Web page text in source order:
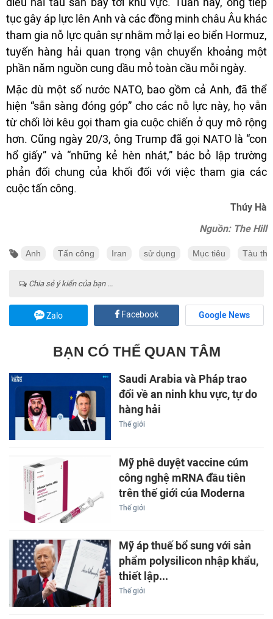
tục gây áp lực lên Anh và các đồng minh châu Âu khác
tham gia nỗ lực quân sự nhằm mở lại eo biển Hormuz,
tuyến hàng hải quan trọng vận chuyển khoảng một
phần năm nguồn cung dầu mỏ toàn cầu mỗi ngày.
Mặc dù một số nước NATO, bao gồm cả Anh, đã thể
hiện “sẵn sàng đóng góp” cho các nỗ lực này, họ vẫn
từ chối lời kêu gọi tham gia cuộc chiến ở quy mô rộng
hơn. Cũng ngày 20/3, ông Trump đã gọi NATO là “con
hổ giấy” và “những kẻ hèn nhát,” bác bỏ lập trường
phản đối chung của khối đối với việc tham gia các
cuộc tấn công.
Thúy Hà
Nguồn: The Hill
Anh Tấn công Iran sử dụng Mục tiêu Tàu
Chia sẻ ý kiến của bạn ...
Zalo Facebook Google News
BẠN CÓ THỂ QUAN TÂM
Saudi Arabia và Pháp trao
đổi về an ninh khu vực, tự do
hàng hải
Thế giới
Mỹ phê duyệt vaccine cúm
công nghệ mRNA đầu tiên
trên thế giới của Moderna
Thế giới
Mỹ áp thuế bổ sung với sản
phẩm polysilicon nhập khẩu,
thiết lập...
Thế giới